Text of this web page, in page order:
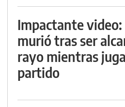
Impactante
murió tras ser
rayo mientras
partido